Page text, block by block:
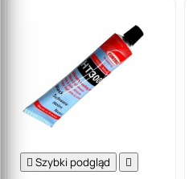
 Szybki podgląd 